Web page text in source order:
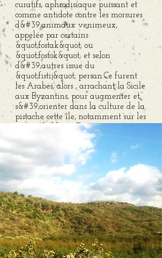
curatifs, aphrodisiaque puissant et
comme antidote contre les morsures
d&#39;animaux venimeux,
appelée par certains
&quot;fostak&quot; ou
&quot;fostok&quot; et selon
d&#39;autres issue du
&quot;fistij&quot; persan.Ce furent
les Arabes, alors , arrachant la Sicile
aux Byzantins, pour augmenter et
s&#39;orienter dans la culture de la
pistache cette île, notamment sur les
pentes de l&#39;Etna, trouva
l&#39;habitat naturel d&#39;une
florissante et unique.